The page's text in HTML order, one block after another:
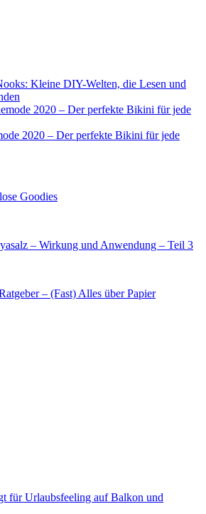
Kleine DIY-Welten, die Lesen und
2020 – Der perfekte Bikini für jede
Goodies
– Wirkung und Anwendung – Teil 3
– (Fast) Alles über Papier